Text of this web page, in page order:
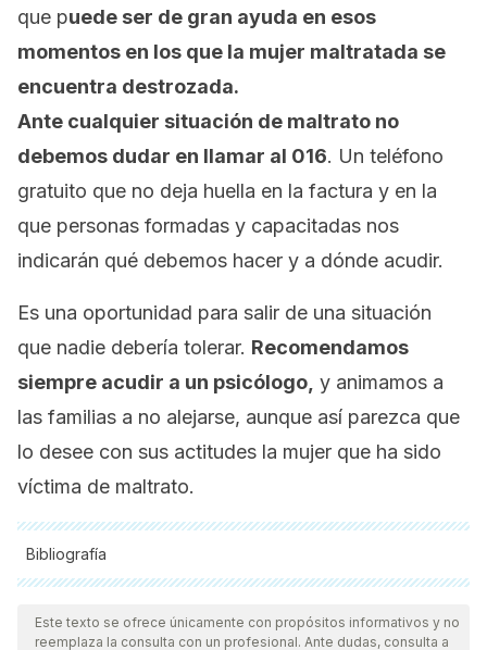
que puede ser de gran ayuda en esos
momentos en los que la mujer maltratada se
encuentra destrozada.
Ante cualquier situación de maltrato no
debemos dudar en llamar al 016. Un teléfono
gratuito que no deja huella en la factura y en la
que personas formadas y capacitadas nos
indicarán qué debemos hacer y a dónde acudir.
Es una oportunidad para salir de una situación
que nadie debería tolerar. Recomendamos
siempre acudir a un psicólogo, y animamos a
las familias a no alejarse, aunque así parezca que
lo desee con sus actitudes la mujer que ha sido
víctima de maltrato.
Bibliografía
Todas las fuentes citadas fueron revisadas a profundidad por
nuestro equipo, para asegurar su calidad, confiabilidad,
Este texto se ofrece únicamente con propósitos informativos y no
reemplaza la consulta con un profesional. Ante dudas, consulta a